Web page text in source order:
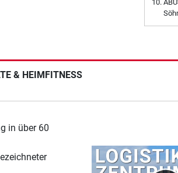
& HEIMFITNESS
in über 60